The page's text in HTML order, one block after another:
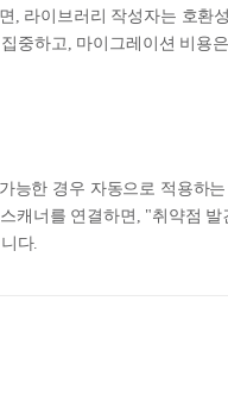
, 라이브러리 작성자는 호환
중하고, 마이그레이션 비용은
능한 경우 자동으로 적용하는
캐너를 연결하면, "취약점 발
다.